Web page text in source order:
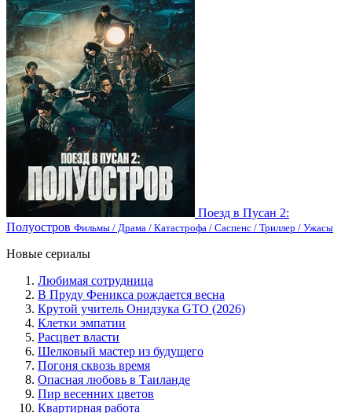
Поезд в Пусан 2:
Полуостров Фильмы / Драма / Катастрофа / Саспенс / Триллер / Ужасы
Новые сериалы
Любимая сотрудница
В Пруду Феникса рождается весна
Крутой учитель Онидзука GTO (2026)
Клетки эмпатии
Расцвет власти
Шелковый мастер из будущего
Погоня сквозь время
Опасная любовь в Таиланде
Пир весенних цветов
Квартирная работа